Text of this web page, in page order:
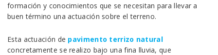
formación y conocimientos que se necesitan para llevar a
buen término una actuación sobre el terreno.
Esta actuación de pavimento terrizo natural
concretamente se realizo bajo una fina lluvia, que